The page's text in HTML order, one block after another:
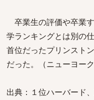
卒業生の評価や卒業
学ランキングとは別の
首位だったプリンスト
だった。（ニューヨー
出典：１位ハーバード